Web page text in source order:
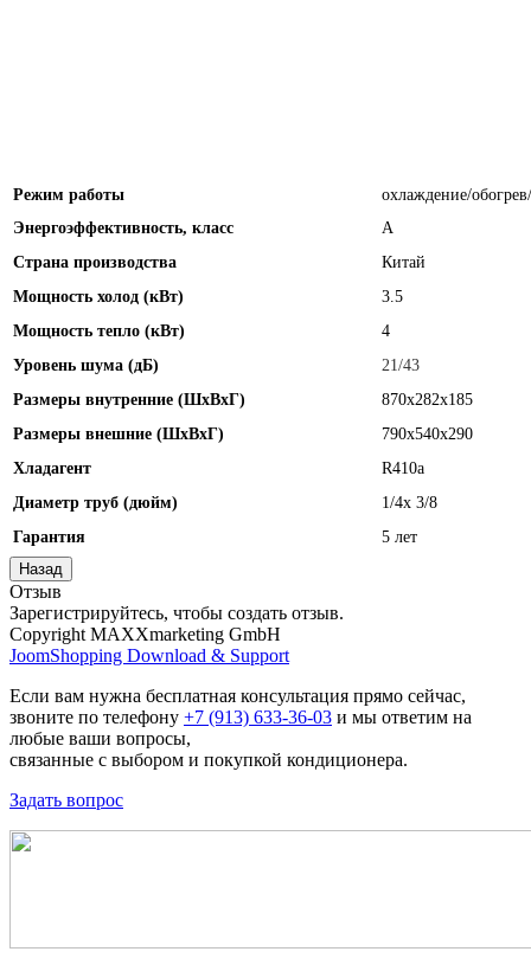
Режим работы
охлаждение/
Энергоэффективность, класс
А
Страна производства
Китай
Мощность холод (кВт)
3.5
Мощность тепло (кВт)
4
Уровень шума (дБ)
21/43
Размеры внутренние (ШхВхГ)
870x282x185
Размеры внешние (ШхВхГ)
790x540x290
Хладагент
R410а
Диаметр труб (дюйм)
1/4x 3/8
Гарантия
5 лет
Отзыв
Зарегистрируйтесь, чтобы создать отзыв.
Copyright MAXXmarketing GmbH
JoomShopping Download & Support
Если вам нужна бесплатная консультация прямо сейчас,
звоните по телефону +7 (913) 633-36-03 и мы ответим на
любые ваши вопросы,
связанные с выбором и покупкой кондиционера.
Задать вопрос